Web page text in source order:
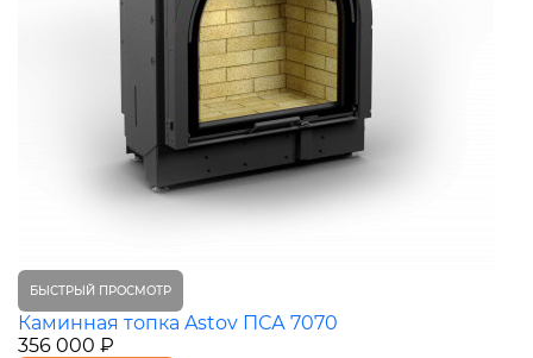
БЫСТРЫЙ ПРОСМОТР
Каминная топка Astov ПСА 7070
356 000 ₽